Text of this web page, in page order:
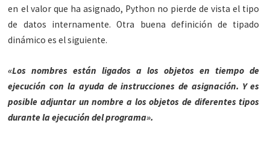
en el valor que ha asignado, Python no pierde de vista el tipo
de datos internamente. Otra buena definición de tipado
dinámico es el siguiente.
«Los nombres están ligados a los objetos en tiempo de
ejecución con la ayuda de instrucciones de asignación. Y es
posible adjuntar un nombre a los objetos de diferentes tipos
durante la ejecución del programa».